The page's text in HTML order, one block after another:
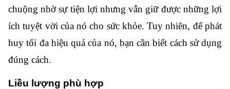
chuộng nhờ sự tiện lợi nhưng vẫn giữ được những lợi
ích tuyệt vời của nó cho sức khỏe. Tuy nhiên, để phát
huy tối đa hiệu quả của nó, bạn cần biết cách sử dụng
đúng cách.
Liều lượng phù hợp